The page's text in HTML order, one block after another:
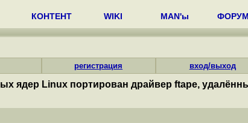
КОНТЕНТ WIKI MAN'ы ФОРУМ
регистрация вход/выход
ядер Linux портирован драйвер ftape,